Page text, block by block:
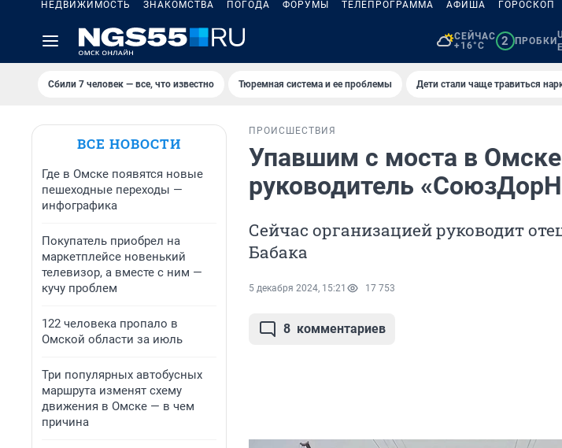
НЕДВИЖИМОСТЬ ЗНАКОМСТВА ПОГОДА ФОРУМЫ ТЕЛЕПРОГРАММА АФИША ГОРОСКОП
СЕЙЧАС
+16°C
2 ПРОБКИ
Сбили 7 человек — все, что известно Тюремная система и ее проблемы Дети стали чаще травиться
ВСЕ НОВОСТИ
Где в Омске появятся новые
пешеходные переходы —
инфографика
Покупатель приобрел на
маркетплейсе новенький
телевизор, а вместе с ним —
кучу проблем
122 человека пропало в
Омской области за июль
Три популярных автобусных
маршрута изменят схему
движения в Омске — в чем
причина
ПРОИСШЕСТВИЯ
Упавшим с моста в Омске
руководитель
Сейчас организацией руководит
Бабака
5 декабря 2024, 15:21 17 753
8 комментариев